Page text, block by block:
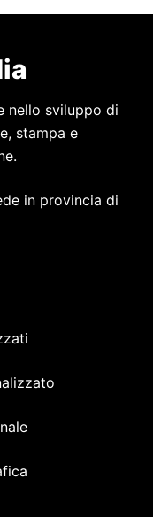
nello sviluppo di
stampa e
in provincia di